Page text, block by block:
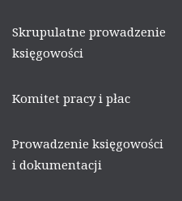
Skrupulatne prowadzenie
księgowości
Komitet pracy i płac
Prowadzenie księgowości
i dokumentacji